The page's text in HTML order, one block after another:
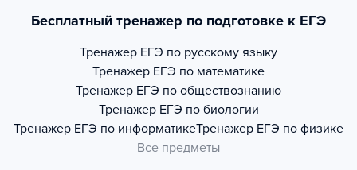
Бесплатный тренажер по подготовке к ЕГЭ
Тренажер ЕГЭ по русскому языку
Тренажер ЕГЭ по математике
Тренажер ЕГЭ по обществознанию
Тренажер ЕГЭ по биологии
Тренажер ЕГЭ по информатикеТренажер ЕГЭ по физике
Все предметы